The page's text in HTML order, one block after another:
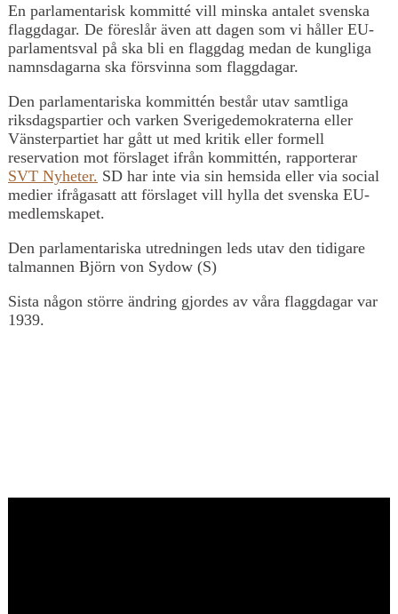
En parlamentarisk kommitté vill minska antalet svenska
flaggdagar. De föreslår även att dagen som vi håller EU-
parlamentsval på ska bli en flaggdag medan de kungliga
namnsdagarna ska försvinna som flaggdagar.
Den parlamentariska kommittén består utav samtliga
riksdagspartier och varken Sverigedemokraterna eller
Vänsterpartiet har gått ut med kritik eller formell
reservation mot förslaget ifrån kommittén, rapporterar
SVT Nyheter. SD har inte via sin hemsida eller via social
medier ifrågasatt att förslaget vill hylla det svenska EU-
medlemskapet.
Den parlamentariska utredningen leds utav den tidigare
talmannen Björn von Sydow (S)
Sista någon större ändring gjordes av våra flaggdagar var
1939.